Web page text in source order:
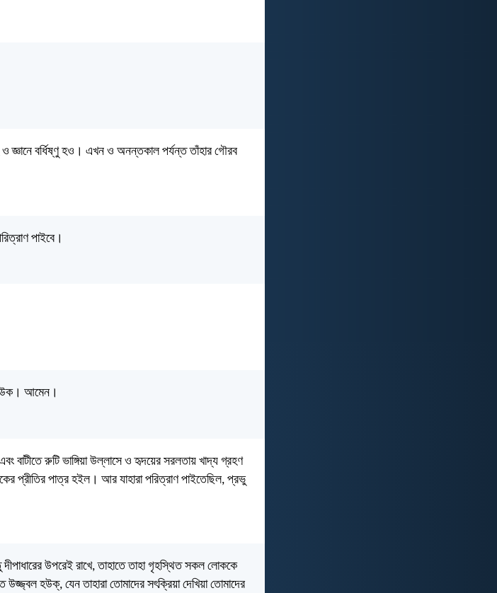
জ্ঞানে বর্ধিষ্ণু হও। এখন ও অনন্তকাল পর্যন্ত তাঁহার গৌরব
পাইবে।
হউক। আমেন।
বাটীতে রুটি ভাঙ্গিয়া উল্লাসে ও হৃদয়ের সরলতায় খাদ্য গ্রহণ
প্রীতির পাত্র হইল। আর যাহারা পরিত্রাণ পাইতেছিল, প্রভু
উপরেই রাখে, তাহাতে তাহা গৃহস্থিত সকল লোককে
হউক্‌, যেন তাহারা তোমাদের সৎক্রিয়া দেখিয়া তোমাদের